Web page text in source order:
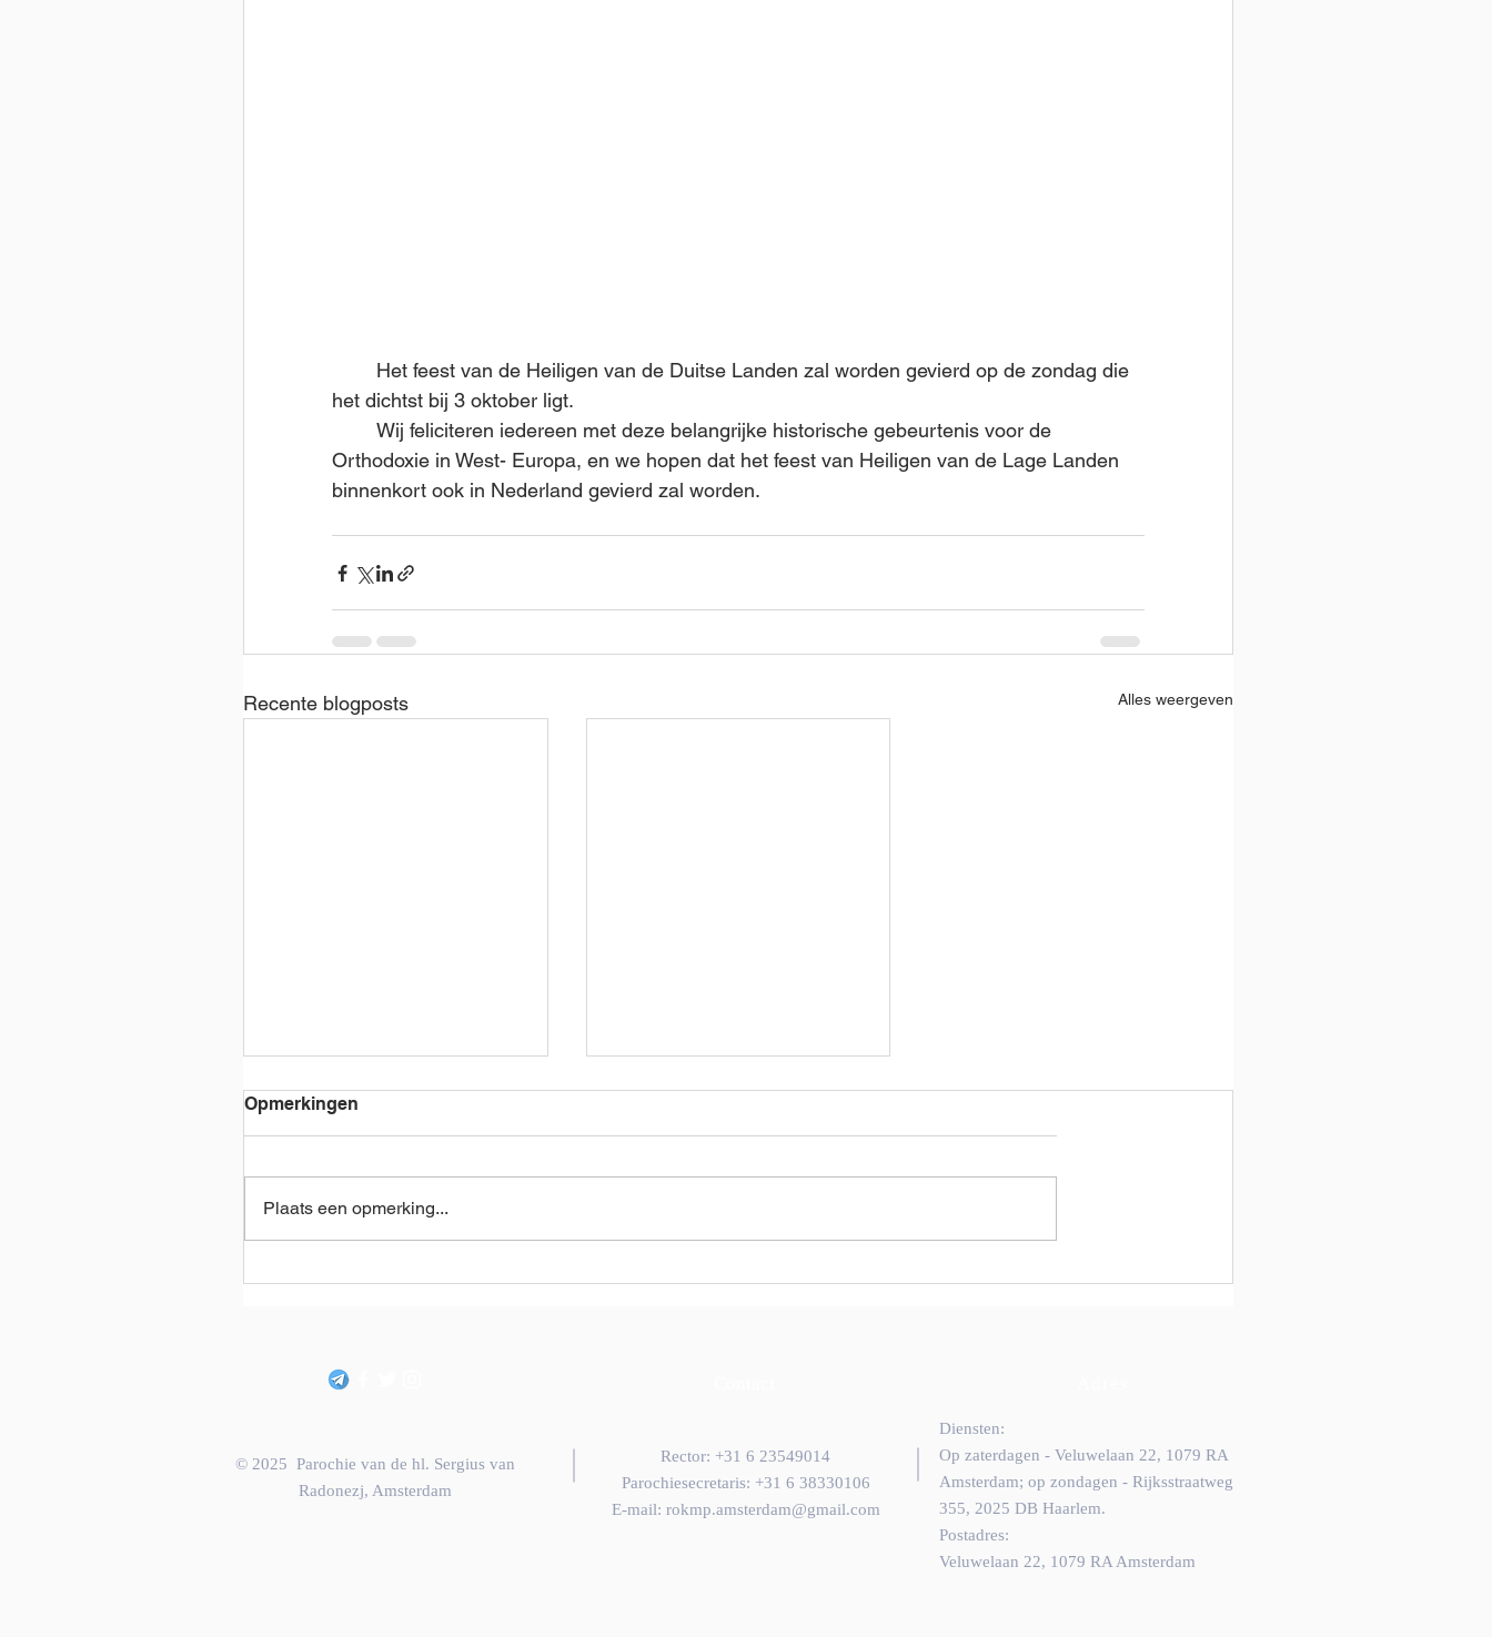
het dichtst bij 3 oktober ligt.
Orthodoxie in West- Europa, en we hopen dat het feest van Heiligen van de Lage Landen
binnenkort ook in Nederland gevierd zal worden.
Recente blogposts Alles weergeven
Iconen-schilderschool
Orthodoxe Bibliotheek
Opmerkingen
Plaats een opmerking...
© 2025 Parochie van de hl. Sergius van
Radonezj, Amsterdam
Rector: +31 6 23549014
Parochiesecretaris: +31 6 38330106
E-mail: rokmp.amsterdam@gmail.com
Diensten:
Op zaterdagen - Veluwelaan 22, 1079 RA
Amsterdam; op zondagen - Rijksstraatweg
355, 2025 DB Haarlem.
Postadres:
Veluwelaan 22, 1079 RA Amsterdam